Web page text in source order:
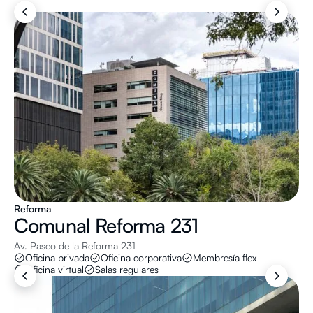
Reforma
Comunal Reforma 231
Av. Paseo de la Reforma 231
Oficina privada
Oficina corporativa
Membresía flex
Oficina virtual
Salas regulares